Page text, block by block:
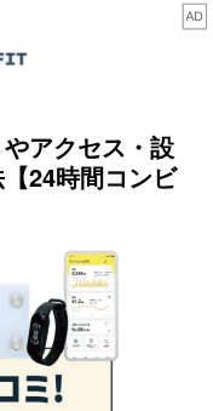
アクセス・設
24時間コンビ